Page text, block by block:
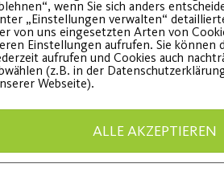
Beine wie von selbst treten.
effektiven Training.
wenn Sie sich anders
„Einstellungen verwalten“
von uns eingesetzten Arten von
Einstellungen aufrufen. Sie können
aufrufen und Cookies auch
(z.B. in der
Webseite).
ALLE AKZEPTIEREN